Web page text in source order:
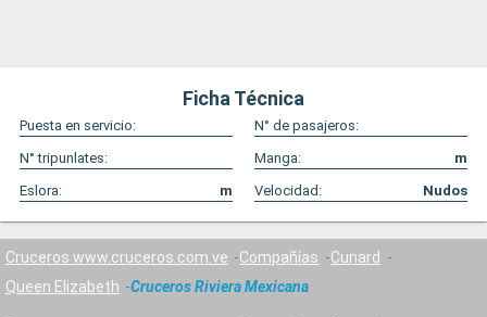
Ficha Técnica
Puesta en servicio:
N° de pasajeros:
N° tripunlates:
Manga:
m
Eslora:
m Velocidad: Nudos
Cruceros www.cruceros.com.ve Compañías
Cunard
Queen Elizabeth
Cruceros Riviera Mexicana